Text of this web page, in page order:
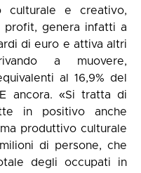
culturale e creativo,
profit, genera infatti a
di euro e attiva altri
a muovere,
al 16,9% del
ancora. «Si tratta di
in positivo anche
produttivo culturale
di persone, che
degli occupati in